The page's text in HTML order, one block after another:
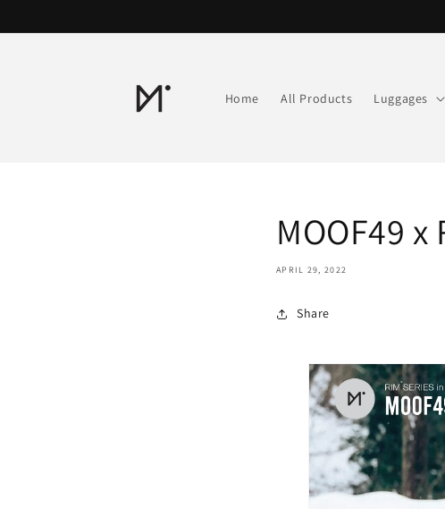
Home All Products Luggages
MOOF49 x
APRIL 29, 2022
Share